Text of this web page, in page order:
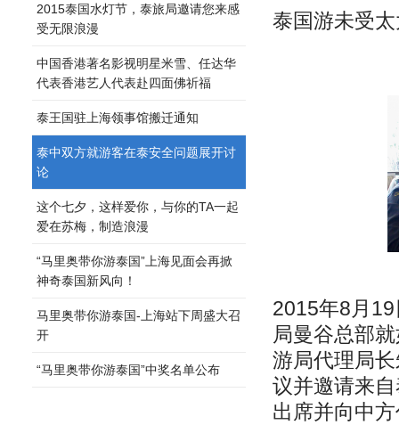
2015泰国水灯节，泰旅局邀请您来感
受无限浪漫
中国香港著名影视明星米雪、任达华
代表香港艺人代表赴四面佛祈福
​泰王国驻上海领事馆搬迁通知
泰中双方就游客在泰安全问题展开讨
论
这个七夕，这样爱你，与你的TA一起
爱在苏梅，制造浪漫
“马里奥带你游泰国”上海见面会再掀
神奇泰国新风向！
马里奥带你游泰国-上海站下周盛大召
开
“马里奥带你游泰国”中奖名单公布
泰国游未受
2015年8月
局曼谷总部
游局代理局
议并邀请来
出席并向中